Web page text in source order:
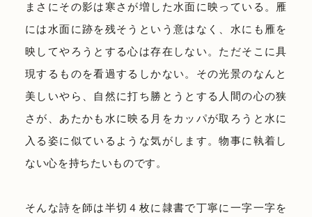
まさにその影は寒さが増した水面に映っている。雁
には水面に跡を残そうという意はなく、水にも雁を
映してやろうとする心は存在しない。ただそこに具
現するものを看過するしかない。その光景のなんと
美しいやら、自然に打ち勝とうとする人間の心の狭
さが、あたかも水に映る月をカッパが取ろうと水に
入る姿に似ているような気がします。物事に執着し
ない心を持ちたいものです。
そんな詩を師は半切４枚に隷書で丁寧に一字一字を